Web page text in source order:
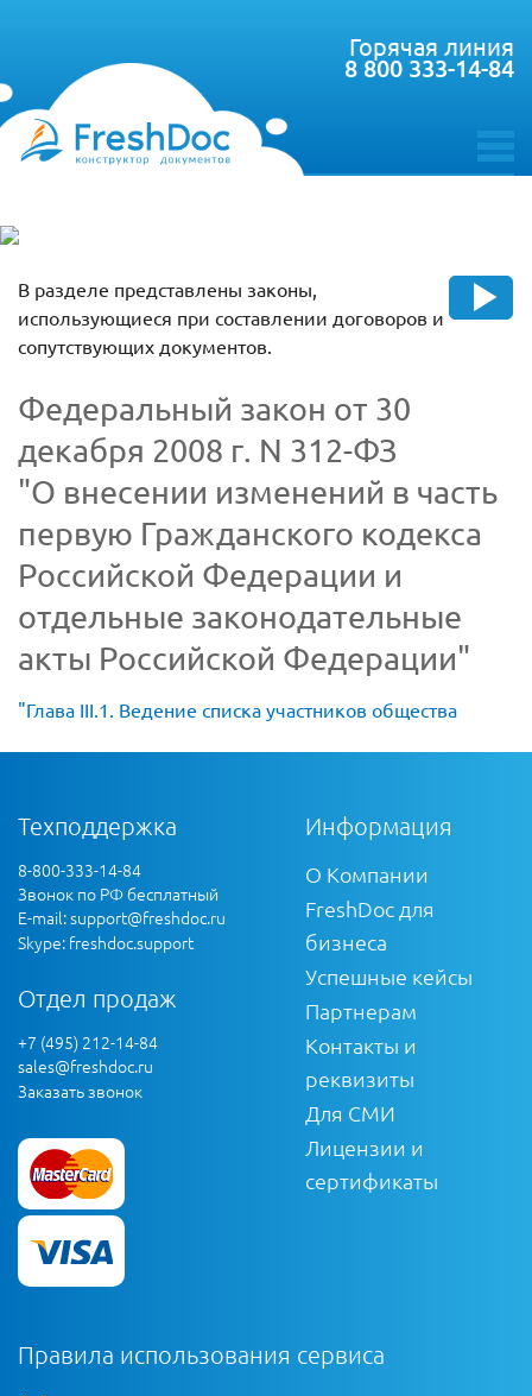
toggle
Горячая линия
8 800 333-14-84
В разделе представлены законы,
использующиеся при составлении договоров и
сопутствующих документов.
Федеральный закон от 30
декабря 2008 г. N 312-ФЗ
"О внесении изменений в часть
первую Гражданского кодекса
Российской Федерации и
отдельные законодательные
акты Российской Федерации"
"Глава III.1. Ведение списка участников общества
Техподдержка
8-800-333-14-84
Звонок по РФ бесплатный
E-mail:support@freshdoc.ru
Skype: freshdoc.support
Отдел продаж
+7 (495) 212-14-84
sales@freshdoc.ru
Заказать звонок
Информация
О Компании
FreshDoc для
бизнеса
Успешные кейсы
Партнерам
Контакты и
реквизиты
Для СМИ
Лицензии и
сертификаты
Правила использования сервиса